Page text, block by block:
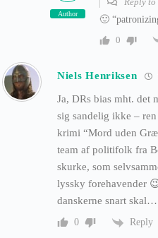
Author
🙂
0
Niels Henriksen
Ja, DRs bias mht. det
sig sandelig ikke –
krimi “Mord uden
team af politifolk fra
skurke, som
lyssky forehavender
danskerne snart skal…
0 Reply